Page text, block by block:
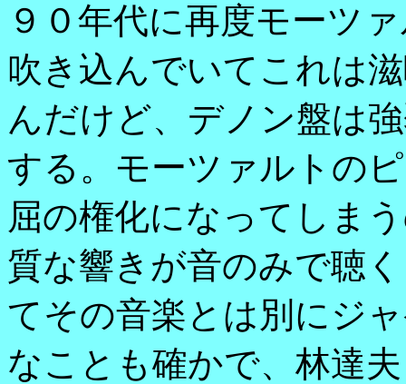
９０年代に再度モーツ
吹き込んでいてこれは
んだけど、デノン盤は
する。モーツァルトの
屈の権化になってしま
質な響きが音のみで聴
てその音楽とは別にジ
なことも確かで、林達